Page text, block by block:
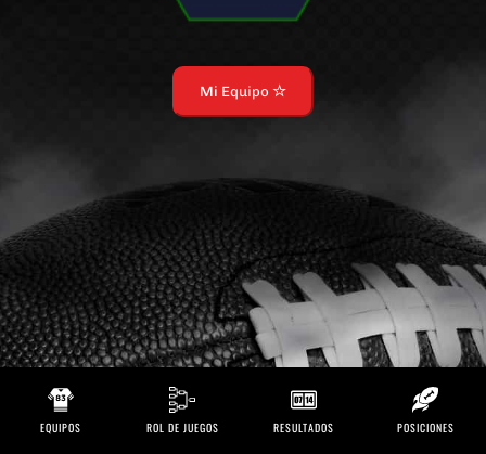
Mi Equipo
EQUIPOS ROL DE JUEGOS RESULTADOS POSICIONES